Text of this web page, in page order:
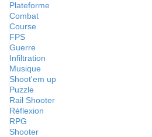
Plateforme
Combat
Course
FPS
Guerre
Infiltration
Musique
Shoot'em up
Puzzle
Rail Shooter
Réflexion
RPG
Shooter